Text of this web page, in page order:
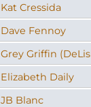
Kat Cressida
Dave Fennoy
Grey Griffin
Elizabeth Daily
JB Blanc